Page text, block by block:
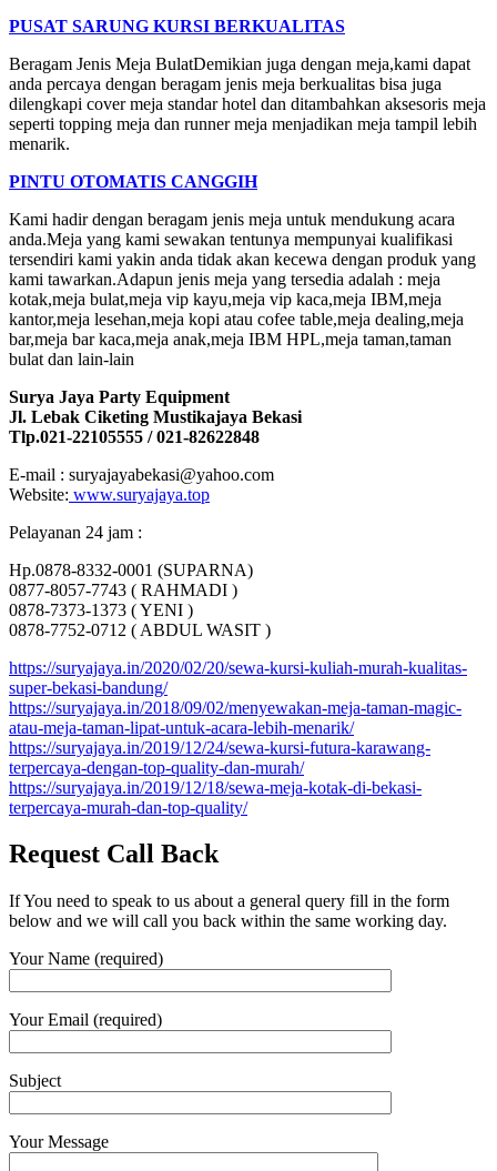
PUSAT SARUNG KURSI BERKUALITAS
Beragam Jenis Meja BulatDemikian juga dengan meja,kami dapat
anda percaya dengan beragam jenis meja berkualitas bisa juga
dilengkapi cover meja standar hotel dan ditambahkan aksesoris meja
seperti topping meja dan runner meja menjadikan meja tampil lebih
menarik.
PINTU OTOMATIS CANGGIH
Kami hadir dengan beragam jenis meja untuk mendukung acara
anda.Meja yang kami sewakan tentunya mempunyai kualifikasi
tersendiri kami yakin anda tidak akan kecewa dengan produk yang
kami tawarkan.Adapun jenis meja yang tersedia adalah : meja
kotak,meja bulat,meja vip kayu,meja vip kaca,meja IBM,meja
kantor,meja lesehan,meja kopi atau cofee table,meja dealing,meja
bar,meja bar kaca,meja anak,meja IBM HPL,meja taman,taman
bulat dan lain-lain
Surya Jaya Party Equipment
Jl. Lebak Ciketing Mustikajaya Bekasi
Tlp.021-22105555 / 021-82622848
E-mail : suryajayabekasi@yahoo.com
Website: www.suryajaya.top
Pelayanan 24 jam :
Hp.0878-8332-0001 (SUPARNA)
0877-8057-7743 ( RAHMADI )
0878-7373-1373 ( YENI )
0878-7752-0712 ( ABDUL WASIT )
https://suryajaya.in/2020/02/20/sewa-kursi-kuliah-murah-kualitas-
super-bekasi-bandung/
https://suryajaya.in/2018/09/02/menyewakan-meja-taman-magic-
atau-meja-taman-lipat-untuk-acara-lebih-menarik/
https://suryajaya.in/2019/12/24/sewa-kursi-futura-karawang-
terpercaya-dengan-top-quality-dan-murah/
https://suryajaya.in/2019/12/18/sewa-meja-kotak-di-bekasi-
terpercaya-murah-dan-top-quality/
Request Call Back
If You need to speak to us about a general query fill in the form
below and we will call you back within the same working day.
Your Name (required)
Your Email (required)
Subject
Your Message